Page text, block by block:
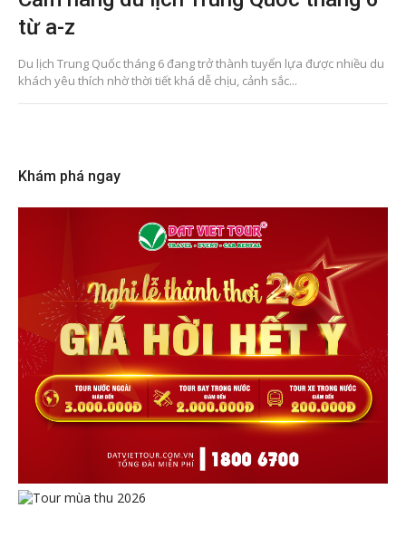
từ a-z
Du lịch Trung Quốc tháng 6 đang trở thành tuyển lựa được nhiều du
khách yêu thích nhờ thời tiết khá dễ chịu, cảnh sắc...
Khám phá ngay